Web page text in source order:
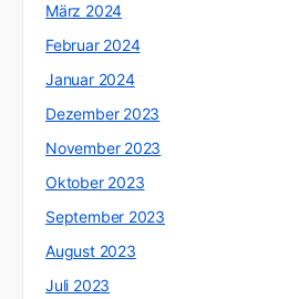
März 2024
Februar 2024
Januar 2024
Dezember 2023
November 2023
Oktober 2023
September 2023
August 2023
Juli 2023